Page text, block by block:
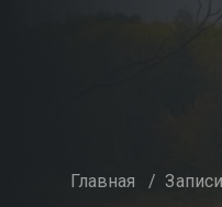
Главная /